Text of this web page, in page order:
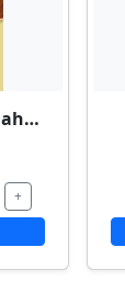
Tarikh Islam (Bahasa Indonesia)
+